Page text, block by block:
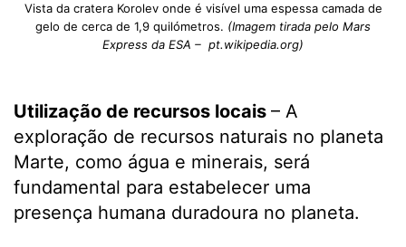
Vista da cratera Korolev onde é visível uma espessa camada de
gelo de cerca de 1,9 quilómetros. (Imagem tirada pelo Mars
Express da ESA – pt.wikipedia.org)
Utilização de recursos locais – A
exploração de recursos naturais no planeta
Marte, como água e minerais, será
fundamental para estabelecer uma
presença humana duradoura no planeta.